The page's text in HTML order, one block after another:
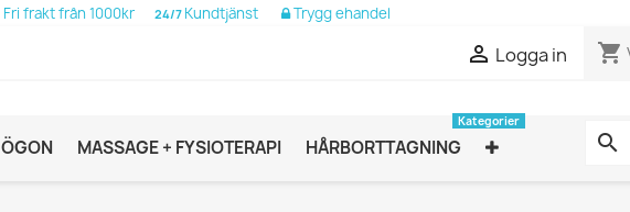
Fri frakt från 1000kr 24/7 Kundtjänst Trygg ehandel
 Logga in shopping_cart
ÖGON MASSAGE + FYSIOTERAPI HÅRBORTTAGNING
Kategorier
search